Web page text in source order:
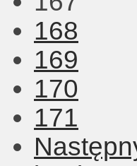
168
169
170
171